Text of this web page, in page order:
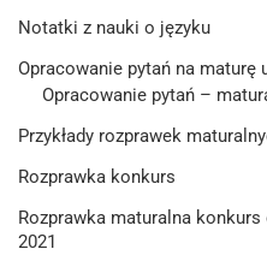
Notatki z nauki o języku
Opracowanie pytań na maturę
Opracowanie pytań –
Przykłady rozprawek
Rozprawka konkurs
Rozprawka maturalna
2021